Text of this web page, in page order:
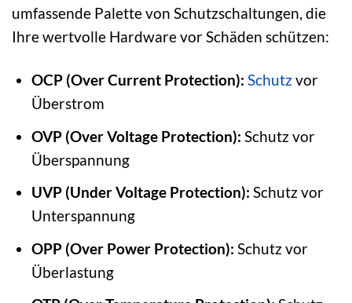
umfassende Palette von Schutzschaltungen, die
Ihre wertvolle Hardware vor Schäden schützen:
OCP (Over Current Protection): Schutzvor
Überstrom
OVP (Over Voltage Protection): Schutz vor
Überspannung
UVP (Under Voltage Protection): Schutz vor
Unterspannung
OPP (Over Power Protection): Schutz vor
Überlastung